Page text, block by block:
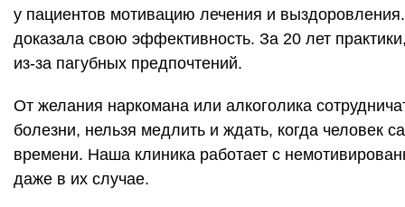
у пациентов мотивацию лечения и
доказала свою эффективность. За 20 лет
из-за пагубных предпочтений.
От желания наркомана или алкоголика
болезни, нельзя медлить и ждать, когда человек
времени. Наша клиника работает с
даже в их случае.